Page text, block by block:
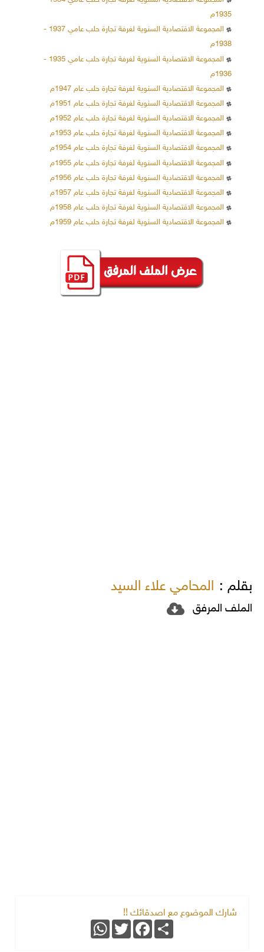
1935م
المجموعة الاقتصادية السنوية لغرفة تجارة حلب عامي 1937 -
1938م
المجموعة الاقتصادية السنوية لغرفة تجارة حلب عامي 1935 -
1936م
المجموعة الاقتصادية السنوية لغرفة تجارة حلب عام 1947م
المجموعة الاقتصادية السنوية لغرفة تجارة حلب عام 1951م
المجموعة الاقتصادية السنوية لغرفة تجارة حلب عام 1952م
المجموعة الاقتصادية السنوية لغرفة تجارة حلب عام 1953م
المجموعة الاقتصادية السنوية لغرفة تجارة حلب عام 1954م
المجموعة الاقتصادية السنوية لغرفة تجارة حلب عام 1955م
المجموعة الاقتصادية السنوية لغرفة تجارة حلب عام 1956م
المجموعة الاقتصادية السنوية لغرفة تجارة حلب عام 1957م
المجموعة الاقتصادية السنوية لغرفة تجارة حلب عام 1958م
المجموعة الاقتصادية السنوية لغرفة تجارة حلب عام 1959م
بقلم : المحامي علاء السيد
الملف المرفق
شارك الموضوع مع اصدقائك !!
Share
Facebook
Twitter
WhatsApp